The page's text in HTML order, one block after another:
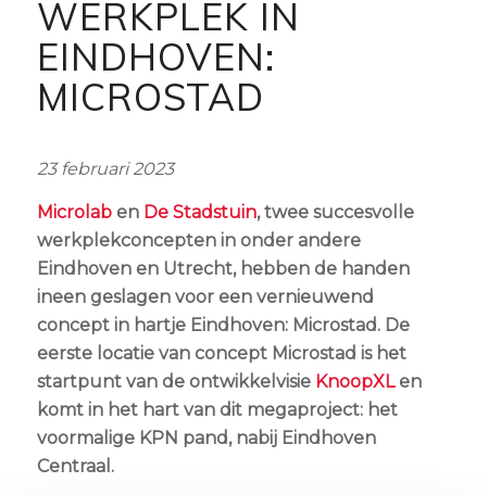
WERKPLEK IN
EINDHOVEN:
MICROSTAD
23 februari 2023
Microlaben De Stadstuin, twee succesvolle
werkplekconcepten in onder andere
Eindhoven en Utrecht, hebben de handen
ineen geslagen voor een vernieuwend
concept in hartje Eindhoven: Microstad. De
eerste locatie van concept Microstad is het
startpunt van de ontwikkelvisie KnoopXLen
komt in het hart van dit megaproject: het
voormalige KPN pand, nabij Eindhoven
Centraal.